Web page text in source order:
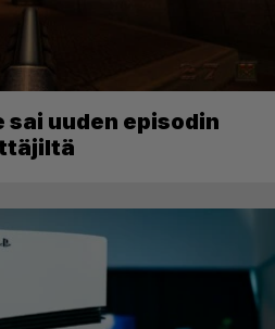
uuden episodin